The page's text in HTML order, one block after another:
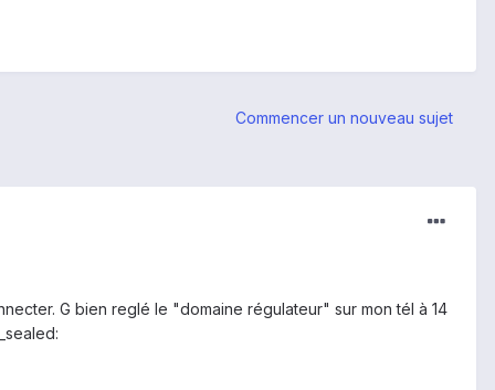
Commencer un nouveau sujet
G bien reglé le "domaine régulateur" sur mon tél à 14